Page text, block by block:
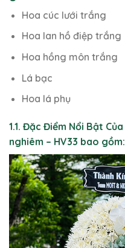
Hoa cúc lưới trắng
Hoa lan hồ điệp trắng
Hoa hồng môn trắng
Lá bạc
Hoa lá phụ
1.1. Đặc Điểm Nổi Bật
nghiêm – HV33 bao gồm: